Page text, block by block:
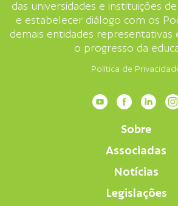
das universidades e instituições
e estabelecer diálogo com os
demais entidades representativas
o progresso da
Política de
Sobre
Associadas
Notícias
Legislações